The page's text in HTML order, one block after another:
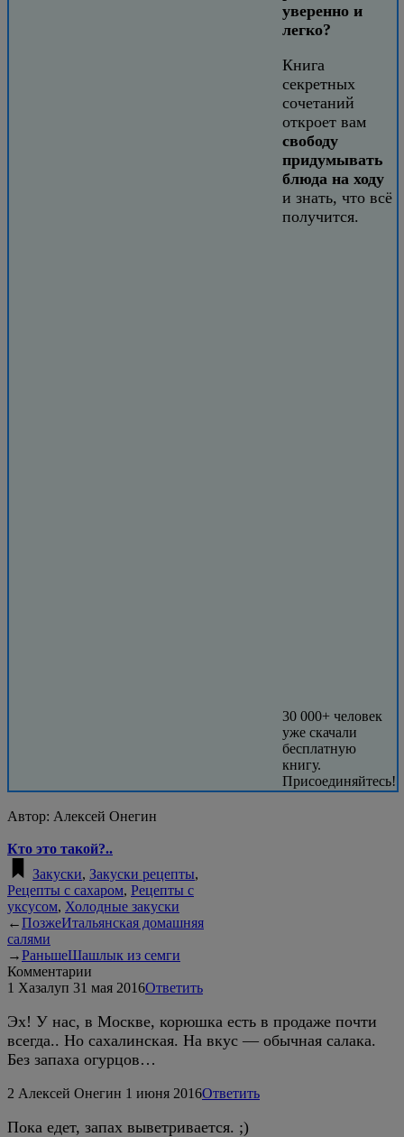
уверенно и
легко?
Книга
секретных
сочетаний
откроет вам
свободу
придумывать
блюда на ходу
и знать, что всё
получится.
30 000+ человек
уже скачали
бесплатную
книгу.
Присоединяйтесь!
Автор: Алексей Онегин
Кто это такой?..
Закуски, Закуски рецепты,
Рецепты с сахаром, Рецепты с
уксусом, Холодные закуски
←ПозжеИтальянская домашняя
салями
→РаньшеШашлык из семги
Комментарии
1 Хазалуп 31 мая 2016Ответить
Эх! У нас, в Москве, корюшка есть в продаже почти
всегда.. Но сахалинская. На вкус — обычная салака.
Без запаха огурцов…
2 Алексей Онегин 1 июня 2016Ответить
Пока едет, запах выветривается. ;)